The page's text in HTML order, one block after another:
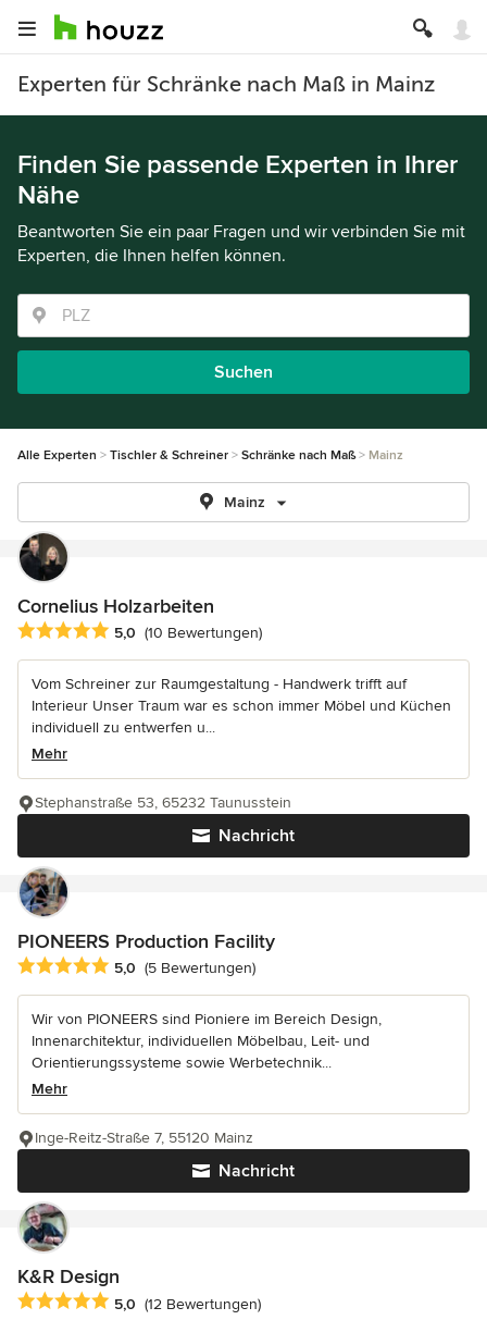
Experten für Schränke nach Maß in Mainz
Finden Sie passende Experten in Ihrer
Nähe
Beantworten Sie ein paar Fragen und wir verbinden Sie mit
Experten, die Ihnen helfen können.
Suchen
Alle Experten Tischler & Schreiner Schränke nach Maß Mainz
Mainz
Cornelius Holzarbeiten
Durchschnittliche Bewertung: 5 von 5 Sternen
5,0 (10 Bewertungen)
Vom Schreiner zur Raumgestaltung - Handwerk trifft auf
Interieur Unser Traum war es schon immer Möbel und Küchen
individuell zu entwerfen u...
Mehr
Nachricht
Stephanstraße 53, 65232 Taunusstein
PIONEERS Production Facility
Durchschnittliche Bewertung: 5 von 5 Sternen
5,0 (5 Bewertungen)
Wir von PIONEERS sind Pioniere im Bereich Design,
Innenarchitektur, individuellen Möbelbau, Leit- und
Orientierungssysteme sowie Werbetechnik...
Mehr
Nachricht
Inge-Reitz-Straße 7, 55120 Mainz
K&R Design
Durchschnittliche Bewertung: 5 von 5 Sternen
5,0 (12 Bewertungen)